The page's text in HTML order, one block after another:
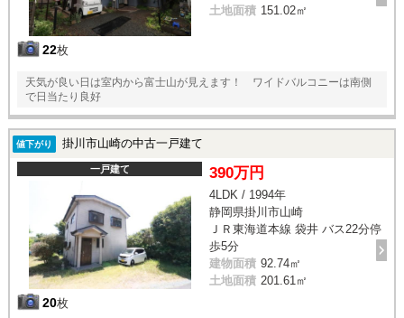
22枚
土地面積 151.02㎡
天気が良い日は室内から富士山が見えます！ ワイドバルコニーは南側
で日当たり良好
値下がり 掛川市山崎の中古一戸建て
一戸建て
20枚
390万円
4LDK / 1994年
静岡県掛川市山崎
ＪＲ東海道本線 袋井 バス22分停
歩5分
建物面積 92.74㎡
土地面積 201.61㎡